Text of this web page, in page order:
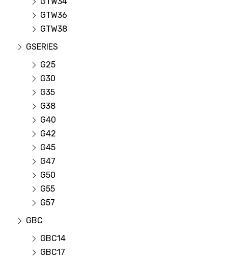
GTW36
GTW38
GSERIES
G25
G30
G35
G38
G40
G42
G45
G47
G50
G55
G57
GBC
GBC14
GBC17